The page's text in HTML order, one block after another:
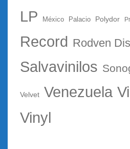
LP México Palacio Polydor
Record Rodven
Salvavinilos
Velvet Venezuela
Vinyl